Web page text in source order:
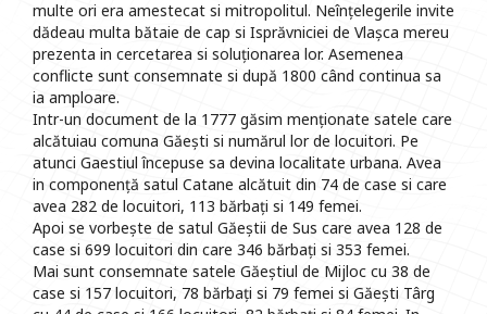
multe ori era amestecat si mitropolitul. Neînțelegerile invite
dădeau multa bătaie de cap si Isprăvniciei de Vlașca mereu
prezenta in cercetarea si soluționarea lor. Asemenea
conflicte sunt consemnate si după 1800 când continua sa
ia amploare.
Intr-un document de la 1777 găsim menționate satele care
alcătuiau comuna Găești si numărul lor de locuitori. Pe
atunci Gaestiul începuse sa devina localitate urbana. Avea
in componență satul Catane alcătuit din 74 de case si care
avea 282 de locuitori, 113 bărbați si 149 femei.
Apoi se vorbește de satul Găeștii de Sus care avea 128 de
case si 699 locuitori din care 346 bărbați si 353 femei.
Mai sunt consemnate satele Găeștiul de Mijloc cu 38 de
case si 157 locuitori, 78 bărbați si 79 femei si Găești Târg